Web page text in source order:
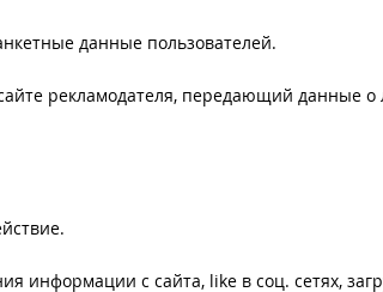
данные пользователей.
рекламодателя, передающий данные о
информации с сайта, like в соц. сетях,